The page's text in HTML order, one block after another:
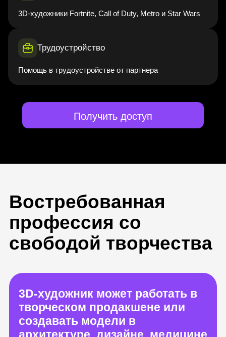
3D-художники Fortnite, Call of Duty, Metro и Star Wars
Трудоустройство
Помощь в трудоустройстве от партнера
Получить доступ
3D-художник может работать в
творческом продакшене или
создавать модели в
архитектуре, дизайне, медицине
3D-художник «оживляет»
проекты, передает их
индивидуальность и погружает
в подходящую атмосферу